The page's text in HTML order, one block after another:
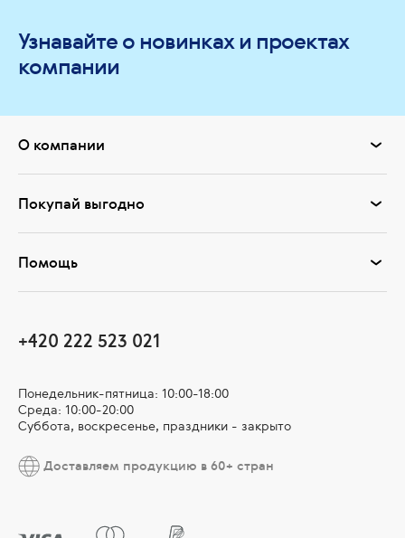
Узнавайте о новинках и проектах
компании
О компании
Покупай выгодно
Помощь
+420 222 523 021
Понедельник-пятница: 10:00-18:00
Среда: 10:00-20:00
Суббота, воскресенье, праздники - закрыто
Доставляем продукцию в 60+ стран